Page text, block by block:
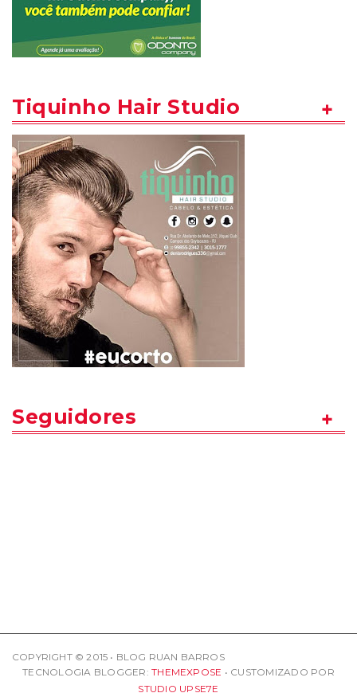
Tiquinho Hair Studio
Seguidores
COPYRIGHT © 2015 • BLOG RUAN BARROS
TECNOLOGIA BLOGGER:THEMEXPOSE • CUSTOMIZADO POR
STUDIO UPSE7E